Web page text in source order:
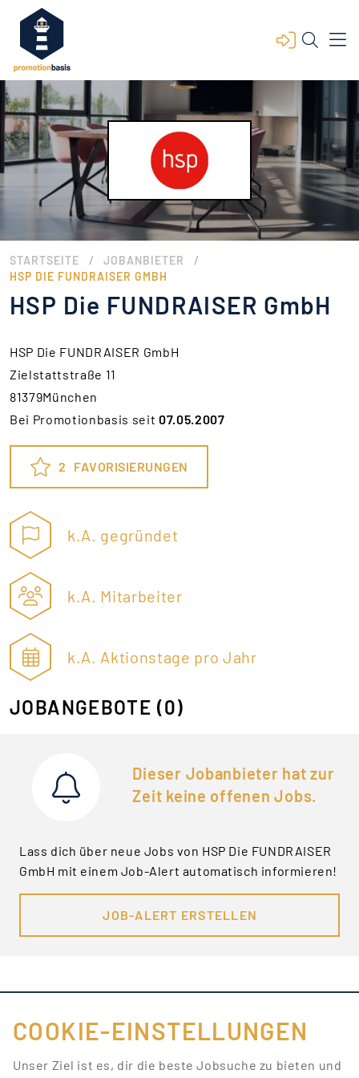
STARTSEITE / JOBANBIETER /
HSP DIE FUNDRAISER GMBH
HSP Die FUNDRAISER GmbH
HSP Die FUNDRAISER GmbH
Zielstattstraße 11
81379München
Bei Promotionbasis seit07.05.2007
2 FAVORISIERUNGEN
k.A. gegründet
k.A. Mitarbeiter
k.A. Aktionstage pro Jahr
JOBANGEBOTE (0)
Dieser Jobanbieter hat zur
Zeit keine offenen Jobs.
Lass dich über neue Jobs von HSP Die FUNDRAISER
GmbH mit einem Job-Alert automatisch informieren!
JOB-ALERT ERSTELLEN
FÜR JOBANBIETER
COOKIE-EINSTELLUNGEN
Unser Ziel ist es, dir die beste Jobsuche zu bieten und